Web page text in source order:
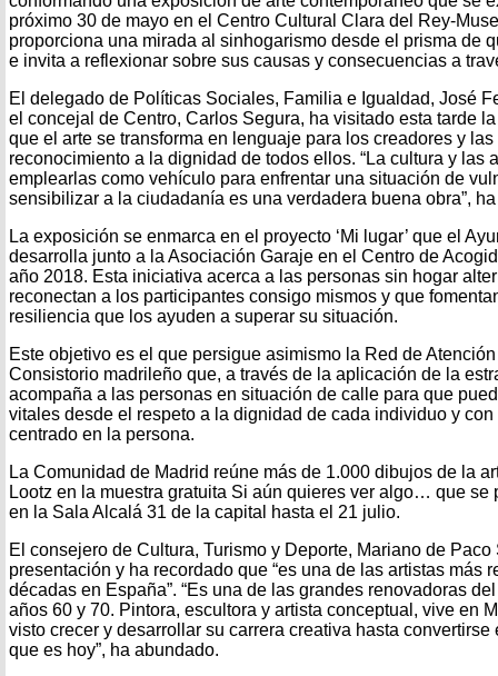
próximo 30 de mayo en el Centro Cultural Clara del Rey-
proporciona una mirada al sinhogarismo desde el prisma de
e invita a reflexionar sobre sus causas y consecuencias a
El delegado de Políticas Sociales, Familia e Igualdad, José
el concejal de Centro, Carlos Segura, ha visitado esta tarde
que el arte se transforma en lenguaje para los creadores y
reconocimiento a la dignidad de todos ellos. “La cultura y las
emplearlas como vehículo para enfrentar una situación de
sensibilizar a la ciudadanía es una verdadera buena obra”,
La exposición se enmarca en el proyecto ‘Mi lugar’ que el
desarrolla junto a la Asociación Garaje en el Centro de
año 2018. Esta iniciativa acerca a las personas sin hogar
reconectan a los participantes consigo mismos y que
resiliencia que los ayuden a superar su situación.
Este objetivo es el que persigue asimismo la Red de
Consistorio madrileño que, a través de la aplicación de la
acompaña a las personas en situación de calle para que
vitales desde el respeto a la dignidad de cada individuo y
centrado en la persona.
La Comunidad de Madrid reúne más de 1.000 dibujos de la
Lootz en la muestra gratuita Si aún quieres ver algo… que se
en la Sala Alcalá 31 de la capital hasta el 21 julio.
El consejero de Cultura, Turismo y Deporte, Mariano de
presentación y ha recordado que “es una de las artistas más
décadas en España”. “Es una de las grandes renovadoras
años 60 y 70. Pintora, escultora y artista conceptual, vive en
visto crecer y desarrollar su carrera creativa hasta
que es hoy”, ha abundado.